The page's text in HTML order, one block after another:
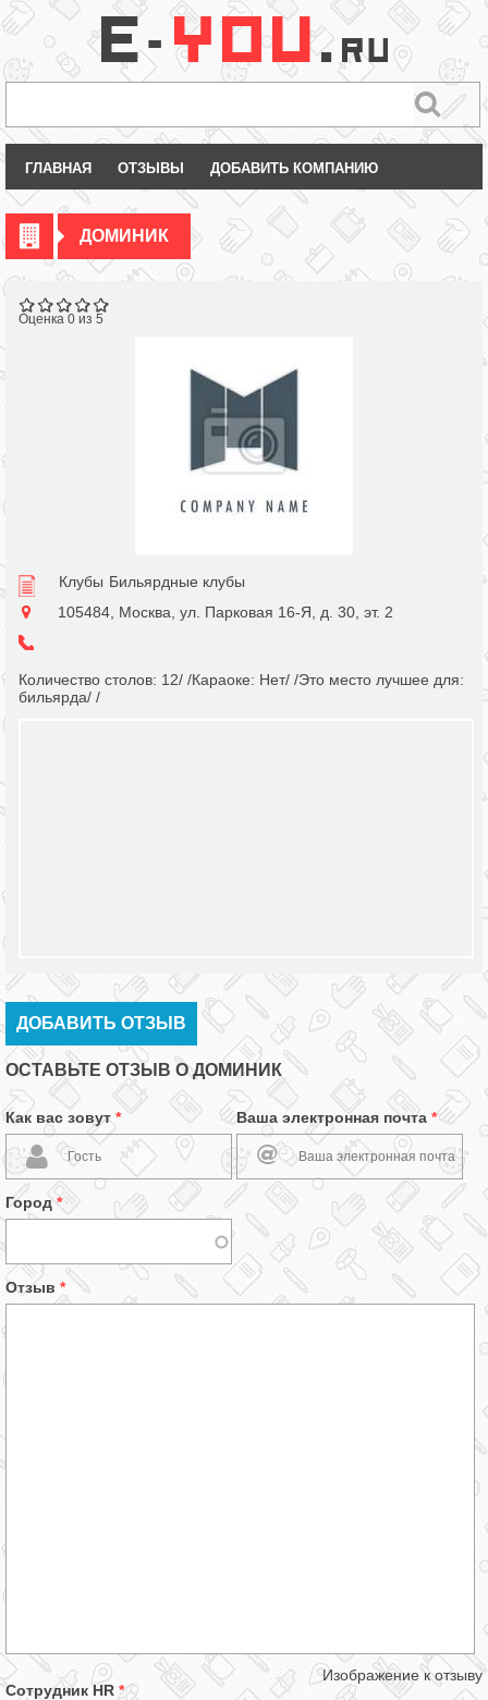
ГЛАВНАЯ ОТЗЫВЫ ДОБАВИТЬ КОМПАНИЮ
ДОМИНИК
Оценка 0 из 5
Клубы Бильярдные клубы
105484, Москва, ул. Парковая 16-Я, д. 30, эт. 2
Количество столов: 12/ /Караоке: Нет/ /Это место лучшее для:
бильярда/ /
ДОБАВИТЬ ОТЗЫВ
ОСТАВЬТЕ ОТЗЫВ О ДОМИНИК
Как вас зовут * Ваша электронная почта *
Город*
Отзыв *
Изображение к отзыву
Сотрудник HR *